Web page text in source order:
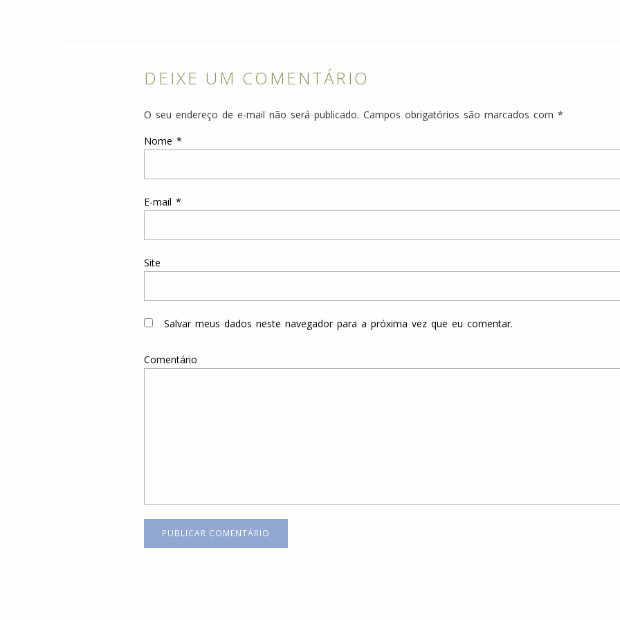
DEIXE UM COMENTÁRIO
O seu endereço de e-mail não será publicado. Campos obrigatórios são marcados com *
Nome *
E-mail *
Site
Salvar meus dados neste navegador para a próxima vez que eu comentar.
Comentário